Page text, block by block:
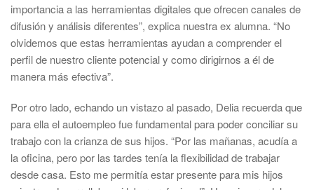
importancia a las herramientas digitales que ofrecen canales de
difusión y análisis diferentes”, explica nuestra ex alumna. “No
olvidemos que estas herramientas ayudan a comprender el
perfil de nuestro cliente potencial y como dirigirnos a él de
manera más efectiva”.
Por otro lado, echando un vistazo al pasado, Delia recuerda que
para ella el autoempleo fue fundamental para poder conciliar su
trabajo con la crianza de sus hijos. “Por las mañanas, acudía a
la oficina, pero por las tardes tenía la flexibilidad de trabajar
desde casa. Esto me permitía estar presente para mis hijos